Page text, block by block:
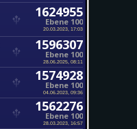
1624955
Ebene 100
20.03.2023, 17:03
1596307
Ebene 100
28.06.2025, 08:11
1574928
Ebene 100
04.06.2023, 09:36
1562276
Ebene 100
28.03.2023, 16:57